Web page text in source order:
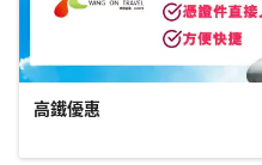
高鐵優惠